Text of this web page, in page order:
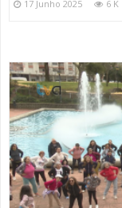
17 Junho 2025 6 K